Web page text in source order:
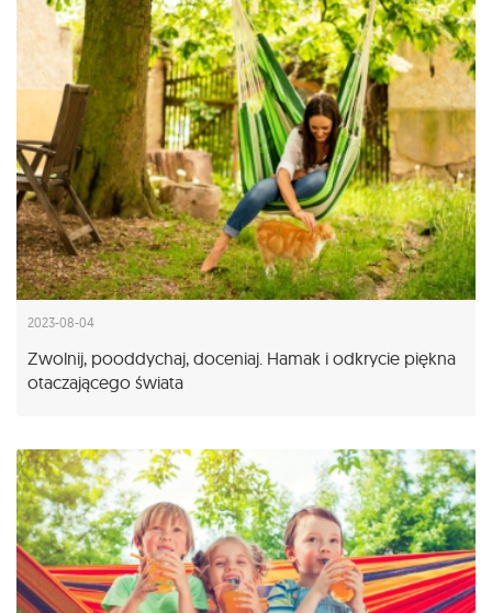
2023-08-04
Zwolnij, pooddychaj, doceniaj. Hamak i odkrycie piękna
otaczającego świata